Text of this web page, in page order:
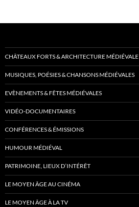
CHÂTEAUX FORTS & ARCHITECTURE MÉDIÉVALE
MUSIQUES, POÉSIES & CHANSONS MÉDIÉVALES
EVÈNEMENTS & FÊTES MÉDIÉVALES
VIDÉO-DOCUMENTAIRES
CONFÉRENCES & ÉMISSIONS
HUMOUR MÉDIÉVAL
PATRIMOINE, LIEUX D’INTÉRÊT
LE MOYEN ÂGE AU CINÉMA
LE MOYEN ÂGE À LA TV